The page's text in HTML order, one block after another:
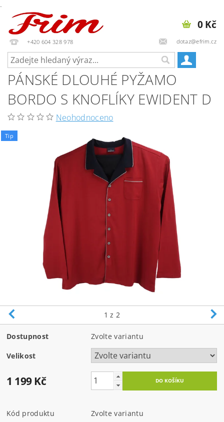
.
+420 604 328 978 dotaz@efrim.cz
0 Kč
PÁNSKÉ DLOUHÉ PYŽAMO
BORDO S KNOFLÍKY EWIDENT D
Neohodnoceno
Tip
1 z 2
Dostupnost Zvolte variantu
Velikost
1 199 Kč
Kód produktu
Zvolte variantu